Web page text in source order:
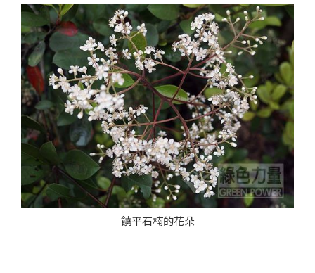
饒平石楠的花朵